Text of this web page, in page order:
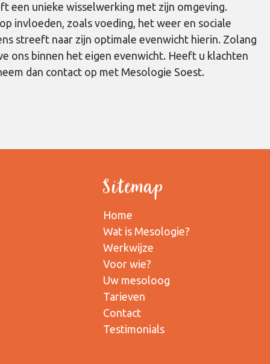
een unieke wisselwerking met zijn omgeving.
invloeden, zoals voeding, het weer en sociale
streeft naar zijn optimale evenwicht hierin. Zolang
ons binnen het eigen evenwicht. Heeft u klachten
dan contact op met Mesologie Soest.
Sitemap
Home
Wat is Mesologie?
Werkwijze
Voor wie?
Uw mesoloog
Tarieven
Contact
Testimonials